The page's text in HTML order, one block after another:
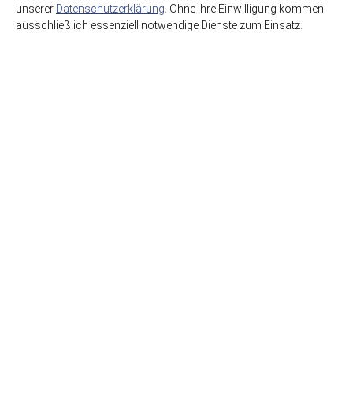
unserer Datenschutzerklärung. Ohne Ihre Einwilligung kommen
ausschließlich essenziell notwendige Dienste zum Einsatz.